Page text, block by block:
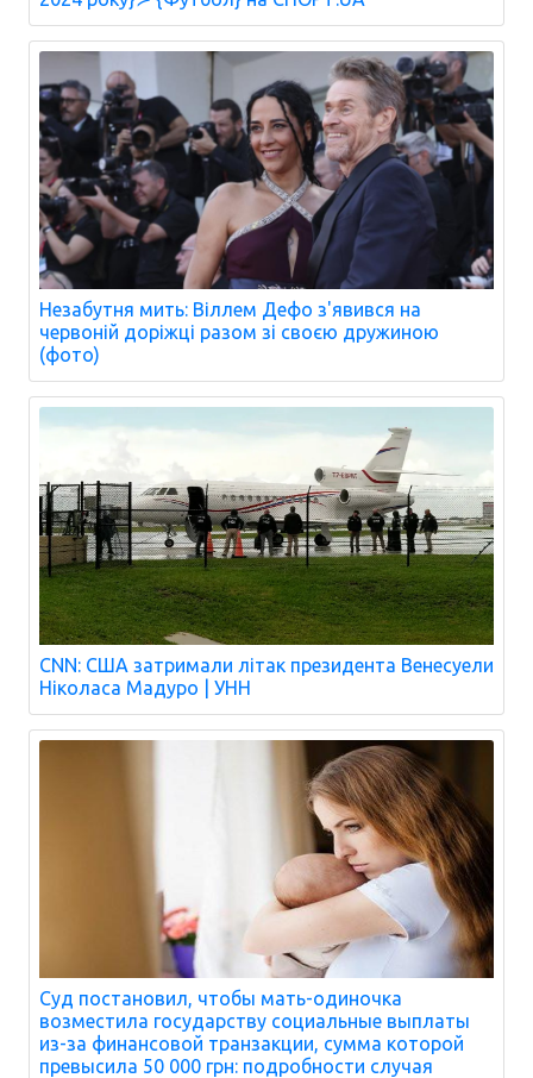
Незабутня мить: Віллем Дефо з'явився на
червоній доріжці разом зі своєю дружиною
(фото)
CNN: США затримали літак президента Венесуели
Ніколаса Мадуро | УНН
Суд постановил, чтобы мать-одиночка
возместила государству социальные выплаты
из-за финансовой транзакции, сумма которой
превысила 50 000 грн: подробности случая